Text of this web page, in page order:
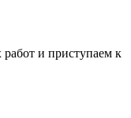
и приступаем к